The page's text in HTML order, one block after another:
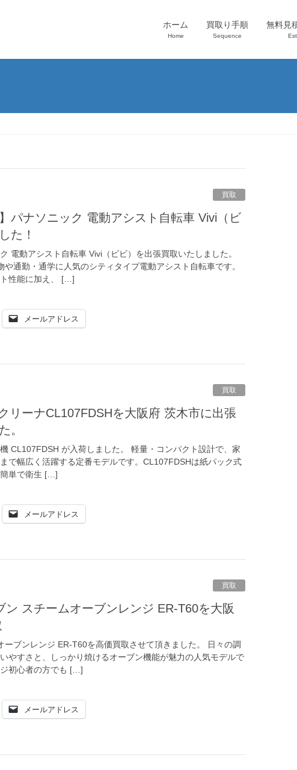
ホーム
Home
買取り手順
Sequence
無料見
買取
た！
電動アシスト自転車 Vivi（ビビ）を出張買取いたしました。
通勤・通学に人気のシティタイプ電動アシスト自転車です。
性能に加え、 […]
メールアドレス
買取
。
CL107FDSH が入荷しました。 軽量・コンパクト設計で、家
で幅広く活躍する定番モデルです。CL107FDSHは紙パック式
単で衛生 […]
メールアドレス
買取
ーブンレンジ ER-T60を高価買取させて頂きました。 日々の調
やすさと、しっかり焼けるオーブン機能が魅力の人気モデルで
初心者の方でも […]
メールアドレス